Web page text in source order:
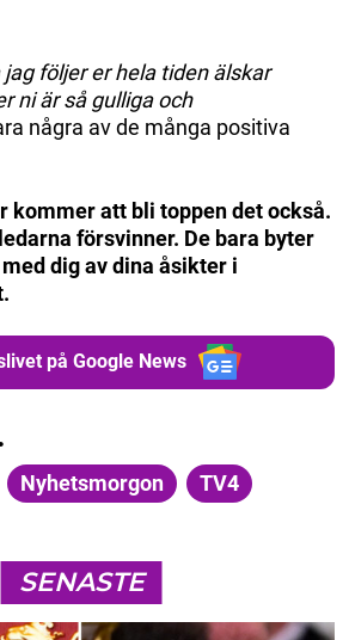
följer er hela tiden älskar
ni är så gulliga och
några av de många positiva
kommer att bli toppen det också.
försvinner. De bara byter
dig av dina åsikter i
på Google News
Nyhetsmorgon TV4
SENASTE